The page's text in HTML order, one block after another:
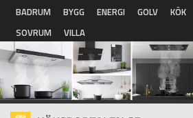
Hoppa till huvudinnehåll
BADRUM BYGG ENERGI GOLV KÖK
SOVRUM
VILLA